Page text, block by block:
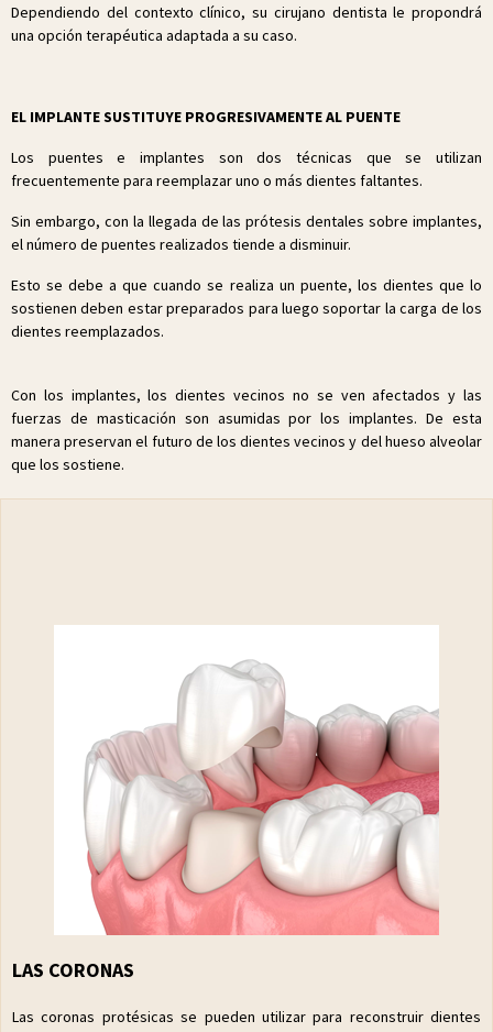
Dependiendo del contexto clínico, su cirujano dentista le propondrá
una opción terapéutica adaptada a su caso.
EL IMPLANTE SUSTITUYE PROGRESIVAMENTE AL PUENTE
Los puentes e implantes son dos técnicas que se utilizan
frecuentemente para reemplazar uno o más dientes faltantes.
Sin embargo, con la llegada de las prótesis dentales sobre implantes,
el número de puentes realizados tiende a disminuir.
Esto se debe a que cuando se realiza un puente, los dientes que lo
sostienen deben estar preparados para luego soportar la carga de los
dientes reemplazados.
Con los implantes, los dientes vecinos no se ven afectados y las
fuerzas de masticación son asumidas por los implantes. De esta
manera preservan el futuro de los dientes vecinos y del hueso alveolar
que los sostiene.
LAS CORONAS
Las coronas protésicas se pueden utilizar para reconstruir dientes